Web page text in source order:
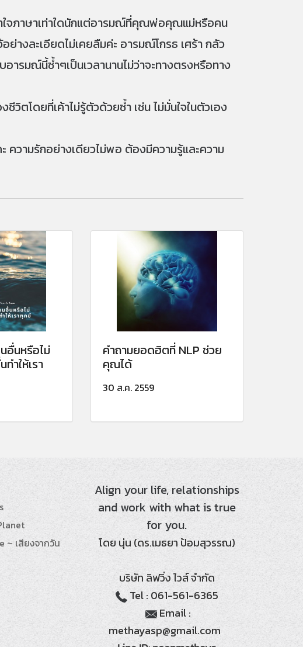
ใจภาษาเท่าใดนักแต่อารมณ์ที่คุณพ่อคุณแม่หรือคน
างละเอียดไม่เคยลืมค่ะ อารมณ์โกรธ เศร้า กลัว
ารมณ์นี้ซ้ำๆเป็นเวลานานไม่ว่าจะทางตรงหรือทาง
ตโดยที่เค้าไม่รู้ตัวด้วยซ้ำ เช่น ไม่มั่นใจในตัวเอง
วามรักอย่างเดียวไม่พอ ต้องมีความรู้และความ
อื่นหรือไม่
ำให้เรา
คำถามยอดฮิตที่ NLP ช่วย
คุณได้
30 ส.ค. 2559
~ เสียงจากวัน
Align your life, relationships
and work with what is true
for you.
โดย นุ่น (ดร.เมธยา ป้อมสุวรรณ)
บริษัท ลิฟวิ่ง ไวส์ จำกัด
Tel : 061-561-6365
Email :
methayasp@gmail.com